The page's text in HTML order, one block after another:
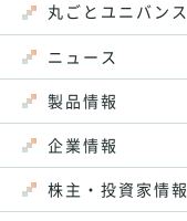
丸ごとユニバンス
ニュース
製品情報
企業情報
株主・投資家情報